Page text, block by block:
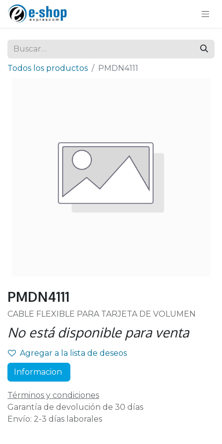
Todos los productos PMDN4111
PMDN4111
CABLE FLEXIBLE PARA TARJETA DE VOLUMEN
No está disponible para venta
Agregar a la lista de deseos
Informacion
Términos y condiciones
Garantía de devolución de 30 días
Envío: 2-3 días laborales